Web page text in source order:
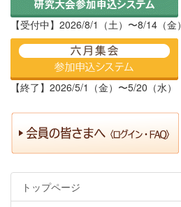
【受付中】2026/8/1（土）〜8/14（金）
【終了】2026/5/1（金）〜5/20（水）
トップページ